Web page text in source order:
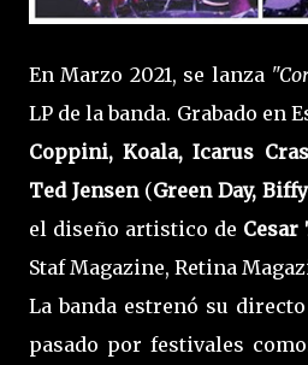
En Marzo 2021, se lanza
LP de la banda. Grabado en
Coppini, Koala, Icarus
Ted Jensen(Green Day,
el diseño artistico de Cesar
Staf Magazine, Retina
La banda estrenó su
pasado por festivales